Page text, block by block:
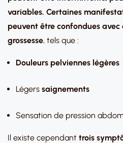
variables. Certaines
peuvent être confondues avec
grossesse, tels que :
Douleurs pelviennes légères
Légers saignements
Sensation de pression
Il existe cependant trois